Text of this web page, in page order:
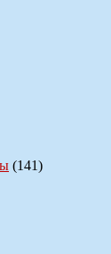
(141)